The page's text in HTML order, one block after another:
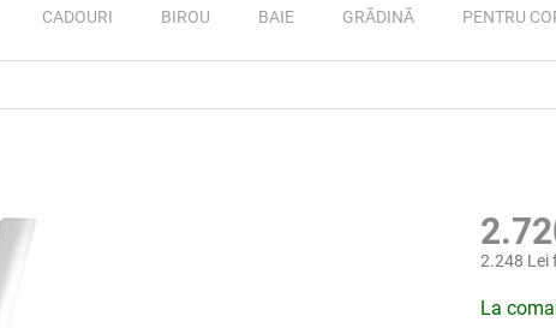
CADOURI BIROU BAIE GRĂDINĂ PENTRU
2.248 Lei
preţ:
La